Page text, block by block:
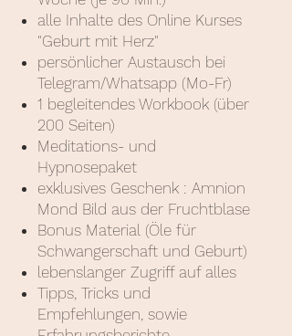
alle Inhalte des Online Kurses
"Geburt mit Herz"
persönlicher Austausch bei
Telegram/Whatsapp (Mo-Fr)
1 begleitendes Workbook (über
200 Seiten)
Meditations- und
Hypnosepaket
exklusives Geschenk : Amnion
Mond Bild aus der Fruchtblase
Bonus Material (Öle für
Schwangerschaft und Geburt)
lebenslanger Zugriff auf alles
Tipps, Tricks und
Empfehlungen, sowie